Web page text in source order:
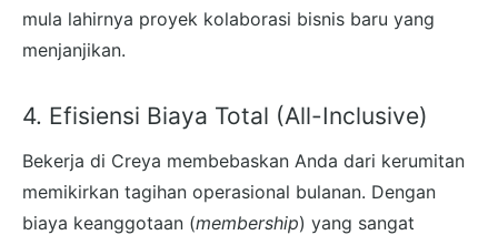
mula lahirnya proyek kolaborasi bisnis baru yang
menjanjikan.
4. Efisiensi Biaya Total (All-Inclusive)
Bekerja di Creya membebaskan Anda dari kerumitan
memikirkan tagihan operasional bulanan. Dengan
biaya keanggotaan (membership) yang sangat